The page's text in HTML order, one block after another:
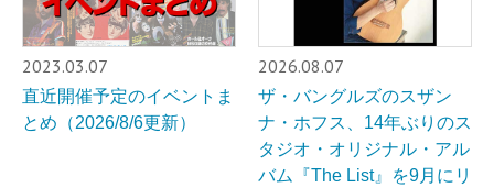
2023.03.07
直近開催予定のイベントま
とめ（2026/8/6更新）
2026.08.07
ザ・バングルズのスザン
ナ・ホフス、14年ぶりのス
タジオ・オリジナル・アル
バム『The List』を9月にリ